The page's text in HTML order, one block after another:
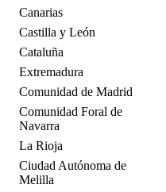
Canarias
Castilla y León
Cataluña
Extremadura
Comunidad de Madrid
Comunidad Foral de
Navarra
La Rioja
Ciudad Autónoma de
Melilla